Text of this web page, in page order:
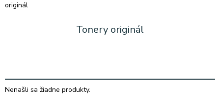
originál
Tonery originál
Nenašli sa žiadne produkty.